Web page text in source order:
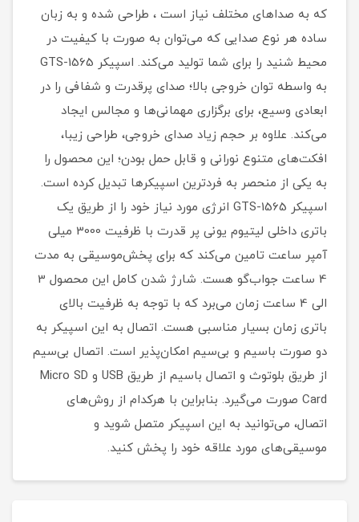
که به صداهای مختلف نیاز است ، طراحی شده و به زبان
ساده هر نوع صدایی که می‌توان به صورت با کیفیت در
محیط شنید را برای شما تولید می‌کند. اسپیکر GTS-1565
به واسطه توان خروجی بالا؛ صدای پرقدرت و شفافی را در
ابعادی وسیع، برای برگزاری مهمانی‌ها و مجالس ایجاد
می‌کند. علاوه بر حجم زیاد صدای خروجی، طراحی زیبا،
افکت‌های متنوع نورانی و قابل حمل بودن؛ این محصول را
به یکی از منحصر به فردترین اسپیکرها تبدیل کرده است.
اسپیکر GTS-1565 انرژی مورد نیاز خود را از طریق یک
باتری داخلی لیتیوم یونی پر قدرت با ظرفیت 3000 میلی
آمپر ساعت تامین می‌کند که برای پخش‌موسیقی به مدت
4 ساعت جواب‌گو هست. شارژ شدن کامل این محصول 3
الی 4 ساعت زمان می‌برد که با توجه به ظرفیت بالای
باتری زمان بسیار مناسبی هست. اتصال به این اسپیکر به
دو صورت باسیم و بی‌سیم امکان‌پذیر است. اتصال بی‌سیم
از طریق بلوتوث و اتصال باسیم از طریق USB و Micro SD
Card صورت می‌گیرد. بنابراین با هرکدام از روش‌های
اتصال، می‌توانید به این اسپیکر متصل شوید و
موسیقی‌های مورد علاقه خود را پخش کنید.